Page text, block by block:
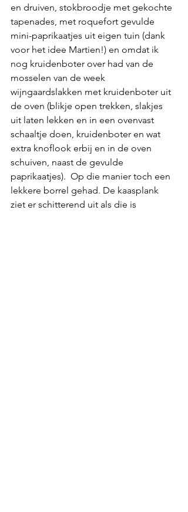
en druiven, stokbroodje met gekochte
tapenades, met roquefort gevulde
mini-paprikaatjes uit eigen tuin (dank
voor het idee Martien!) en omdat ik
nog kruidenboter over had van de
mosselen van de week
wijngaardslakken met kruidenboter uit
de oven (blikje open trekken, slakjes
uit laten lekken en in een ovenvast
schaaltje doen, kruidenboter en wat
extra knoflook erbij en in de oven
schuiven, naast de gevulde
paprikaatjes).  Op die manier toch een
lekkere borrel gehad. De kaasplank
ziet er schitterend uit als die is